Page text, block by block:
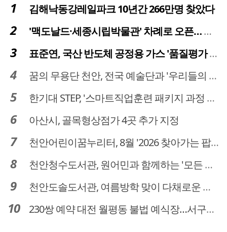
김해낙동강레일파크 10년간 266만명 찾았다
'맥도날드·세종시립박물관' 차례로 오픈… 고운동 정주여건 좋아진다
표준연, 국산 반도체 공정용 가스 '품질평가 체계' 구축
꿈의 무용단 천안, 전국 예술단과 '우리들의 하모니' 선보여
한기대 STEP, '스마트직업훈련 패키지 과정 3기' 모집
아산시, 골목형상점가 4곳 추가 지정
천안어린이꿈누리터, 8월 '2026 찾아가는 팝업놀이터' 운영
천안청수도서관, 원어민과 함께하는 '모든 영어 모든 독서' 운영
천안도솔도서관, 여름방학 맞이 다채로운 독서문화 프로그램 운영
230쌍 예약 대전 월평동 불법 예식장…서구의회 예비부부 피해 대책 촉구